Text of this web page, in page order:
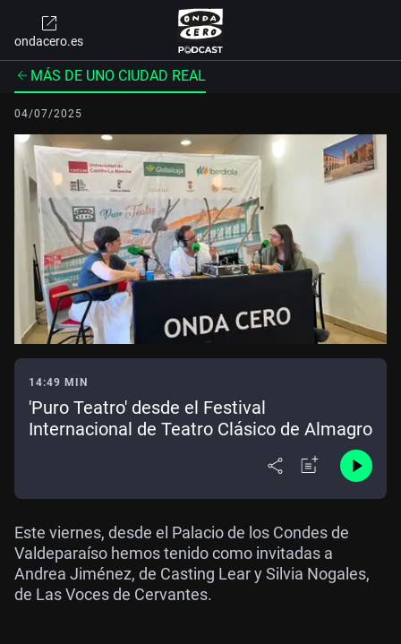
ondacero.es
MÁS DE UNO CIUDAD REAL
04/07/2025
14:49 MIN
'Puro Teatro' desde el Festival
Internacional de Teatro Clásico de Almagro
Este viernes, desde el Palacio de los Condes de
Valdeparaíso hemos tenido como invitadas a
Andrea Jiménez, de Casting Lear y Silvia Nogales,
de Las Voces de Cervantes.